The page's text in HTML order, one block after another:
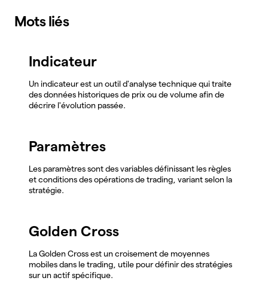
Mots liés
Indicateur
Un indicateur est un outil d'analyse technique qui traite
des données historiques de prix ou de volume afin de
décrire l'évolution passée.
Paramètres
Les paramètres sont des variables définissant les règles
et conditions des opérations de trading, variant selon la
stratégie.
Golden Cross
La Golden Cross est un croisement de moyennes
mobiles dans le trading, utile pour définir des stratégies
sur un actif spécifique.